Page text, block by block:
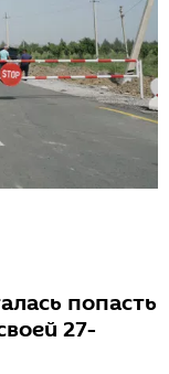
попасть
27-